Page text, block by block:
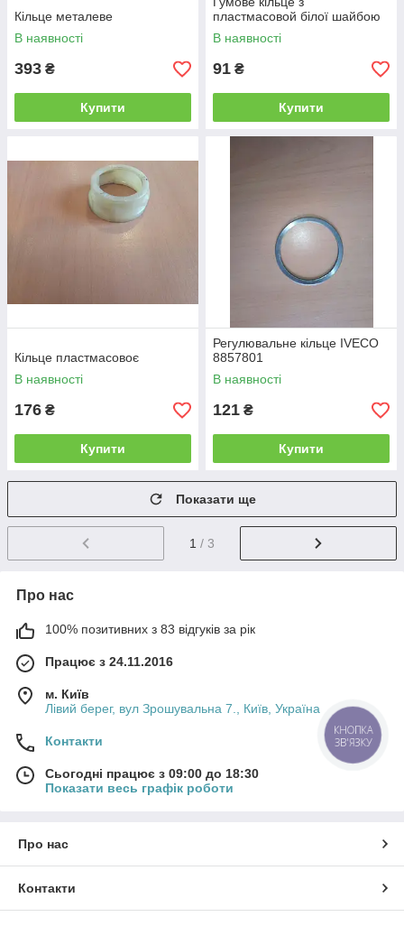
Кільце металеве
В наявності
393 ₴
Купити
пластмасовой білої шайбою
В наявності
91 ₴
Купити
Кільце пластмасовоє
В наявності
176 ₴
Купити
Регулювальне кільце IVECO
8857801
В наявності
121 ₴
Купити
Показати ще
1 / 3
Про нас
100% позитивних з 83 відгуків за рік
Працює з 24.11.2016
м. Київ
Лівий берег, вул Зрошувальна 7., Київ, Україна
Контакти
Сьогодні працює з 09:00 до 18:30
Показати весь графік роботи
Про нас
Контакти
КНОПКА
ЗВ'ЯЗКУ